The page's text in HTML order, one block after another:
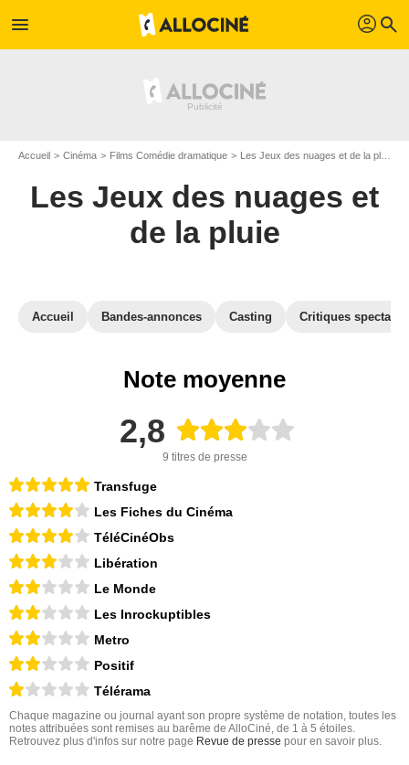
menu profil search
Accueil Cinéma Films Comédie dramatique Les Jeux des nuages et de la pluie
Les Jeux des nuages et
de la pluie
Accueil Bandes-annonces Casting Critiques
Note moyenne
2,8
9 titres de presse
Transfuge
Les Fiches du Cinéma
TéléCinéObs
Libération
Le Monde
Les Inrockuptibles
Metro
Positif
Télérama
Chaque magazine ou journal ayant son propre système de notation, toutes les
notes attribuées sont remises au barême de AlloCiné, de 1 à 5 étoiles.
Retrouvez plus d'infos sur notre page Revue de presse pour en savoir plus.